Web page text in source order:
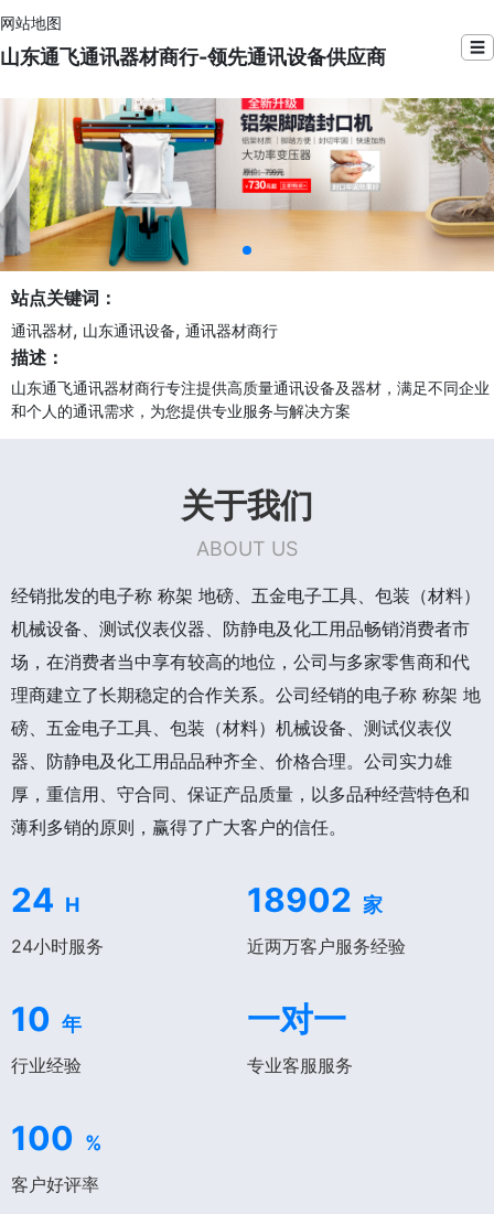
网站地图
山东通飞通讯器材商行-领先通讯设备供应商 ☰
站点关键词：
通讯器材, 山东通讯设备, 通讯器材商行
描述：
山东通飞通讯器材商行专注提供高质量通讯设备及器材，满足不同企业
和个人的通讯需求，为您提供专业服务与解决方案
关于我们
ABOUT US
经销批发的电子称 称架 地磅、五金电子工具、包装（材料）
机械设备、测试仪表仪器、防静电及化工用品畅销消费者市
场，在消费者当中享有较高的地位，公司与多家零售商和代
理商建立了长期稳定的合作关系。公司经销的电子称 称架 地
磅、五金电子工具、包装（材料）机械设备、测试仪表仪
器、防静电及化工用品品种齐全、价格合理。公司实力雄
厚，重信用、守合同、保证产品质量，以多品种经营特色和
薄利多销的原则，赢得了广大客户的信任。
24 H
24小时服务
18902 家
近两万客户服务经验
10 年
行业经验
一对一
专业客服服务
100 %
客户好评率